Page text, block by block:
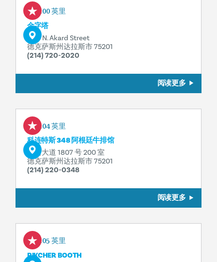
0.00 英里
金字塔
1717 N. Akard Street
德克萨斯州达拉斯市 75201
(214) 720-2020
阅读更多
0.04 英里
科连特斯 348 阿根廷牛排馆
罗斯大道 1807 号 200 室
德克萨斯州达拉斯市 75201
(214) 220-0348
阅读更多
0.05 英里
PIKCHER BOOTH